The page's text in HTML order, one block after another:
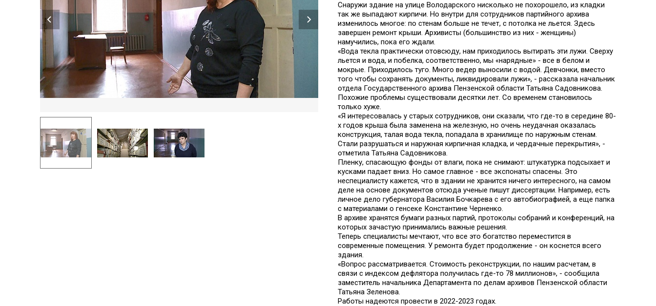
Снаружи здание на улице Володарского нисколько не похорошело, из кладки
так же выпадают кирпичи. Но внутри для сотрудников партийного архива
изменилось многое: по стенам больше не течет, с потолка не льется. Здесь
завершен ремонт крыши. Архивисты (большинство из них - женщины)
намучились, пока его ждали.
«Вода текла практически отовсюду, нам приходилось вытирать эти лужи. Сверху
льется и вода, и побелка, соответственно, мы «нарядные» - все в белом и
мокрые. Приходилось туго. Много ведер выносили с водой. Девчонки, вместо
того чтобы сохранять документы, ликвидировали лужи», - рассказала начальник
отдела Государственного архива Пензенской области Татьяна Садовникова.
Похожие проблемы существовали десятки лет. Со временем становилось
только хуже.
«Я интересовалась у старых сотрудников, они сказали, что где-то в середине 80-
х годов крыша была заменена на железную, но очень неудачная оказалась
конструкция, талая вода текла, попадала в хранилище по наружным стенам.
Стали разрушаться и наружная кирпичная кладка, и чердачные перекрытия», -
отметила Татьяна Садовникова.
Пленку, спасающую фонды от влаги, пока не снимают: штукатурка подсыхает и
кусками падает вниз. Но самое главное - все экспонаты спасены. Это
неспециалисту кажется, что в здании не хранится ничего интересного, на самом
деле на основе документов отсюда ученые пишут диссертации. Например, есть
личное дело губернатора Василия Бочкарева с его автобиографией, а еще папка
с материалами о генсеке Константине Черненко.
В архиве хранятся бумаги разных партий, протоколы собраний и конференций, на
которых зачастую принимались важные решения.
Теперь специалисты мечтают, что все это богатство переместится в
современные помещения. У ремонта будет продолжение - он коснется всего
здания.
«Вопрос рассматривается. Стоимость реконструкции, по нашим расчетам, в
связи с индексом дефлятора получилась где-то 78 миллионов», - сообщила
заместитель начальника Департамента по делам архивов Пензенской области
Татьяна Зеленова.
Работы надеются провести в 2022-2023 годах.